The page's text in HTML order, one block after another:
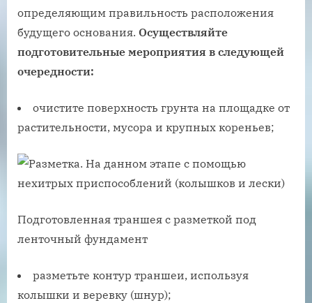
определяющим правильность расположения
будущего основания. Осуществляйте
подготовительные мероприятия в следующей
очередности:
очистите поверхность грунта на площадке от
растительности, мусора и крупных кореньев;
Подготовленная траншея с разметкой под
ленточный фундамент
разметьте контур траншеи, используя
колышки и веревку (шнур);